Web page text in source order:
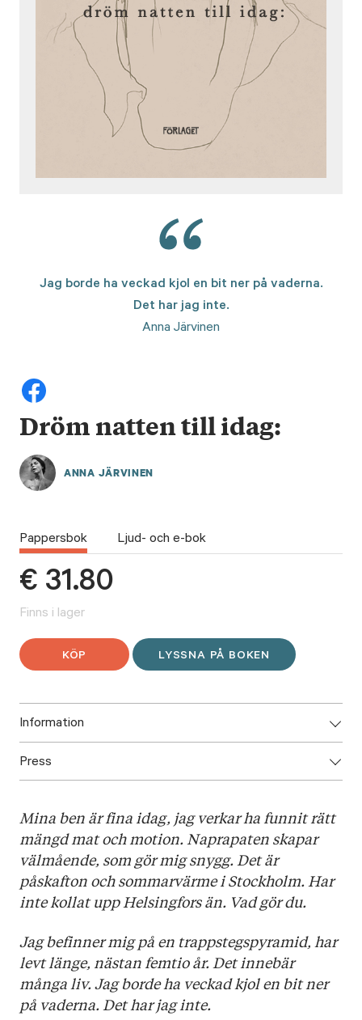
Jag borde ha veckad kjol en bit ner på vaderna.
Det har jag inte.
Anna Järvinen
Dröm natten till idag:
ANNA JÄRVINEN
Pappersbok Ljud- och e-bok
€ 31.80
Finns i lager
KÖP LYSSNA PÅ BOKEN
Information
ISBN: 9789523332942
Språk: Svenska
Sidantal: 160
Format: Kartonnage
Omslag: Johanna Bruun
Press
Mina ben är fina idag, jag verkar ha funnit rätt
mängd mat och motion. Naprapaten skapar
välmående, som gör mig snygg. Det är
påskafton och sommarvärme i Stockholm. Har
inte kollat upp Helsingfors än. Vad gör du.
Jag befinner mig på en trappstegspyramid, har
levt länge, nästan femtio år. Det innebär
många liv. Jag borde ha veckad kjol en bit ner
på vaderna. Det har jag inte.